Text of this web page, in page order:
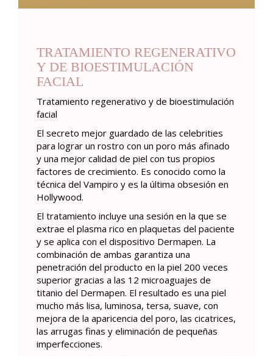
TRATAMIENTO REGENERATIVO
Y DE BIOESTIMULACIÓN
FACIAL
Tratamiento regenerativo y de bioestimulación
facial
El secreto mejor guardado de las celebrities
para lograr un rostro con un poro más afinado
y una mejor calidad de piel con tus propios
factores de crecimiento. Es conocido como la
técnica del Vampiro y es la última obsesión en
Hollywood.
El tratamiento incluye una sesión en la que se
extrae el plasma rico en plaquetas del paciente
y se aplica con el dispositivo Dermapen. La
combinación de ambas garantiza una
penetración del producto en la piel 200 veces
superior gracias a las 12 microaguajes de
titanio del Dermapen. El resultado es una piel
mucho más lisa, luminosa, tersa, suave, con
mejora de la aparicencia del poro, las cicatrices,
las arrugas finas y eliminación de pequeñas
imperfecciones.